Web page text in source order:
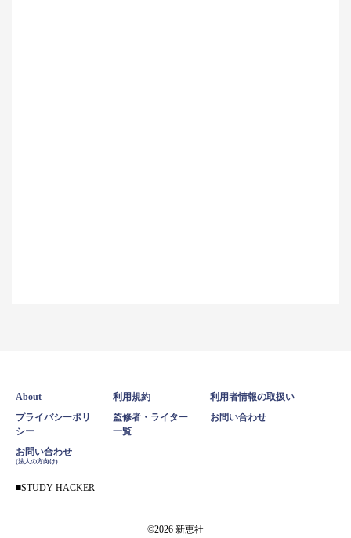
About 利用規約 利用者情報の取扱い
プライバシーポリ
シー
監修者・ライター
一覧
お問い合わせ
お問い合わせ
(法人の方向け)
STUDY HACKER
©2026 新恵社